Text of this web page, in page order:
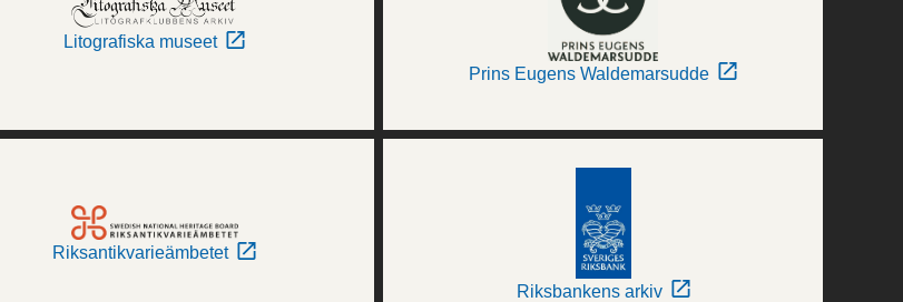
Litografiska museet
Prins Eugens Waldemarsudde
Riksantikvarieämbetet
Riksbankens arkiv